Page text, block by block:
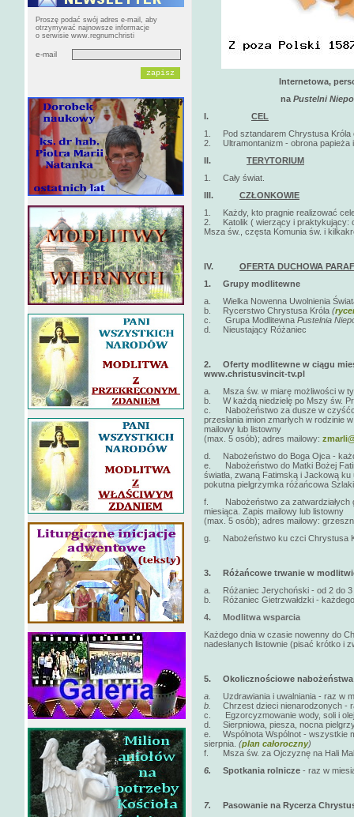
Proszę podać swój adres e-mail, aby
otrzymywać najnowsze informacje
o serwisie www.regnumchristi
e-mail
Internetowa,
na Pustelni
I. CEL
1. Pod sztandarem Chrystusa Króla
2. Ultramontanizm - obrona papieża
II. TERYTORIUM
1. Cały świat.
III. CZŁONKOWIE
1. Każdy, kto pragnie realizować
2. Katolik ( wierzący i praktykujący:
Msza św., częsta Komunia św. i
IV. OFERTA DUCHOWA
1. Grupy modlitewne
a. Wielka Nowenna Uwolnienia
b. Rycerstwo Chrystusa Króla (
c. Grupa Modlitewna Pustelnia
d. Nieustający Różaniec
2. Oferty modlitewne w ciągu
www.christusvincit-tv.pl
a. Msza św. w miarę możliwości w
b. W każdą niedzielę po Mszy św.
c. Nabożeństwo za dusze w
przesłania imion zmarłych w rodzinie
mailowy lub listowny
(max. 5 osób); adres mailowy:
d. Nabożeństwo do Boga Ojca -
e. Nabożeństwo do Matki Bożej
światła, zwaną Fatimską i Jackową
pokutna pielgrzymka różańcowa
f. Nabożeństwo za zatwardziałych
miesiąca. Zapis mailowy lub listowny
(max. 5 osób); adres mailowy:
g. Nabożeństwo ku czci Chrystusa
3.
Różańcowe trwanie w
a. Różaniec Jerychoński - od 2 do 3
b. Różaniec Gietrzwałdzki -
4.
Modlitwa wsparcia
Każdego dnia w czasie nowenny do
nadesłanych listownie (pisać krótko i
5. Okolicznościowe nabożeństwa
a. Uzdrawiania i uwalniania - raz w
b. Chrzest dzieci nienarodzonych -
c. Egzorcyzmowanie wody, soli i
d. Sierpniowa, piesza, nocna
e. Wspólnota Wspólnot - wszystkie
sierpnia. (plan całoroczny)
f. Msza św. za Ojczyznę na Hali
6. Spotkania rolnicze - raz w
7.
Pasowanie na Rycerza